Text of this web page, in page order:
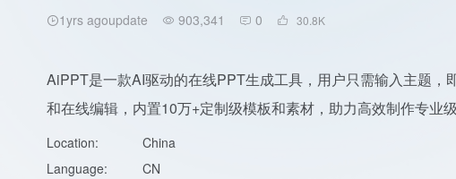
1yrs agoupdate 903,341 0 30.8K
AiPPT是一款AI驱动的在线PPT生成工具，用户只需输入主题
和在线编辑，内置10万+定制级模板和素材，助力高效制作专业级
Location:
China
Language:
CN